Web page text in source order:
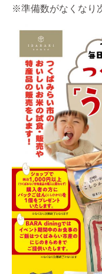
※準備数がなくなり